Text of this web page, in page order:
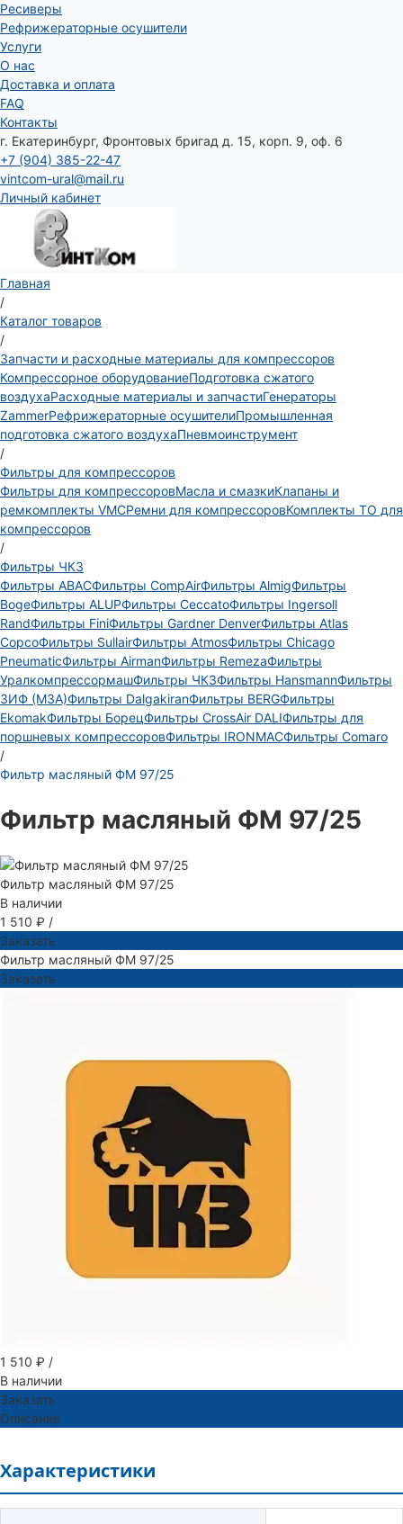
Ресиверы
Рефрижераторные осушители
Услуги
О нас
Доставка и оплата
FAQ
Контакты
г. Екатеринбург, Фронтовых бригад д. 15, корп. 9, оф. 6
+7 (904) 385-22-47
vintcom-ural@mail.ru
Личный кабинет
Главная
/
Каталог товаров
/
Запчасти и расходные материалы для компрессоров
Компрессорное оборудованиеПодготовка сжатого
воздухаРасходные материалы и запчастиГенераторы
ZammerРефрижераторные осушителиПромышленная
подготовка сжатого воздухаПневмоинструмент
/
Фильтры для компрессоров
Фильтры для компрессоровМасла и смазкиКлапаны и
ремкомплекты VMCРемни для компрессоровКомплекты ТО для
компрессоров
/
Фильтры ЧКЗ
Фильтры ABACФильтры CompAirФильтры AlmigФильтры
BogeФильтры ALUPФильтры CeccatoФильтры Ingersoll
RandФильтры FiniФильтры Gardner DenverФильтры Atlas
CopcoФильтры SullairФильтры AtmosФильтры Chicago
PneumaticФильтры AirmanФильтры RemezaФильтры
УралкомпрессормашФильтры ЧКЗФильтры HansmannФильтры
ЗИФ (МЗА)Фильтры DalgakiranФильтры BERGФильтры
EkomakФильтры БорецФильтры CrossAir DALIФильтры для
поршневых компрессоровФильтры IRONMACФильтры Comaro
/
Фильтр масляный ФМ 97/25
Фильтр масляный ФМ 97/25
Фильтр масляный ФМ 97/25
В наличии
1 510 ₽ /
Заказать
Фильтр масляный ФМ 97/25
Заказать
1 510 ₽ /
В наличии
Заказать
Описание
Характеристики